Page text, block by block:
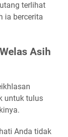
terlihat
ia bercerita
Asih
untuk tulus
Anda tidak